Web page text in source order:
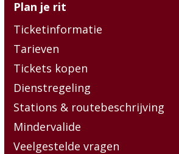
Plan je rit
Ticketinformatie
Tarieven
Tickets kopen
Dienstregeling
Stations & routebeschrijving
Mindervalide
Veelgestelde vragen